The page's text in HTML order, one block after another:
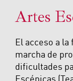
Artes
El acceso a
marcha de
dificultades
Escénicas